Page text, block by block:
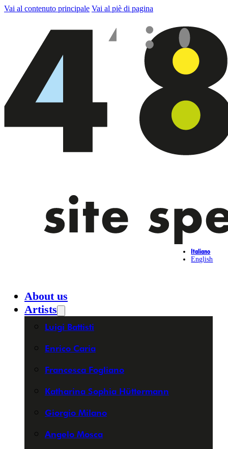
Vai al contenuto principale Vai al piè di pagina
Italiano
English
About us
Artists
Luigi Battisti
Enrico Caria
Francesca Fogliano
Katharina Sophia Hüttermann
Giorgio Milano
Angelo Mosca